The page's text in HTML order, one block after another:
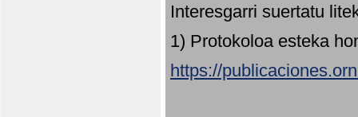
Interesgarri suertatu
1) Protokoloa esteka
https://